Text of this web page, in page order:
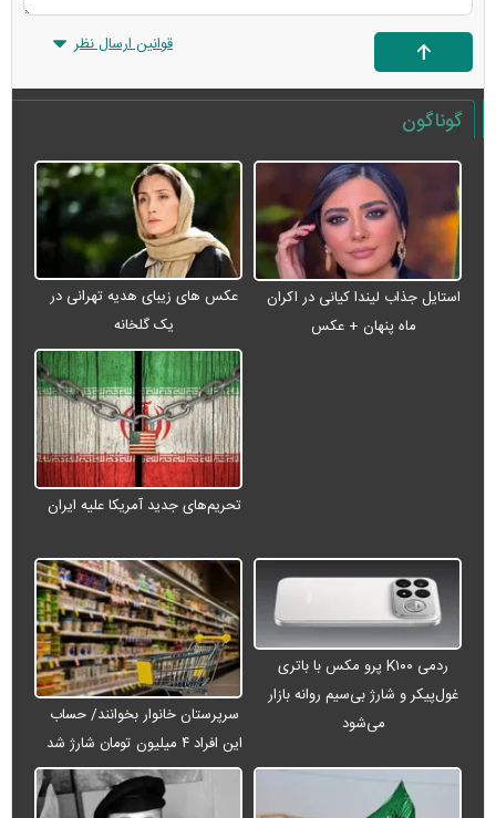
قوانین ارسال نظر
گوناگون
استایل جذاب لیندا کیانی در اکران
ماه پنهان + عکس
عکس های زیبای هدیه تهرانی در
یک گلخانه
تحریم‌های جدید آمریکا علیه ایران
ردمی K۱۰۰ پرو مکس با باتری
غول‌پیکر و شارژ بی‌سیم روانه بازار
می‌شود
سرپرستان خانوار بخوانند/ حساب
این افراد ۴ میلیون تومان شارژ شد